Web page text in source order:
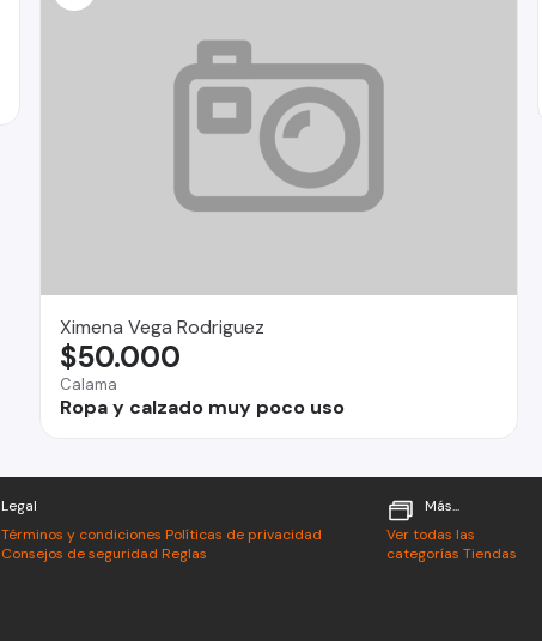
Ximena Vega Rodriguez
Calama
Ropa y calzado muy poco uso
$50.000
Legal
Términos y condiciones Políticas de privacidad
Consejos de seguridad Reglas
Más...
Ver todas las
categorías Tiendas